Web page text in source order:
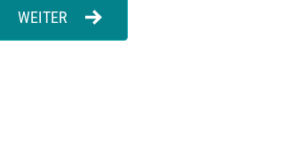
WEITER